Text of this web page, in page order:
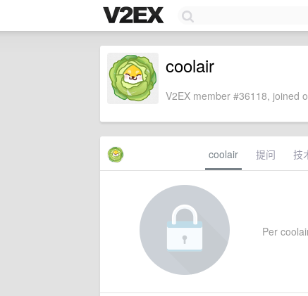
coolair
V2EX member #36118, joined
coolair 提问 技
Per